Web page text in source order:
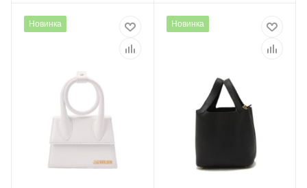
Новинка Новинка